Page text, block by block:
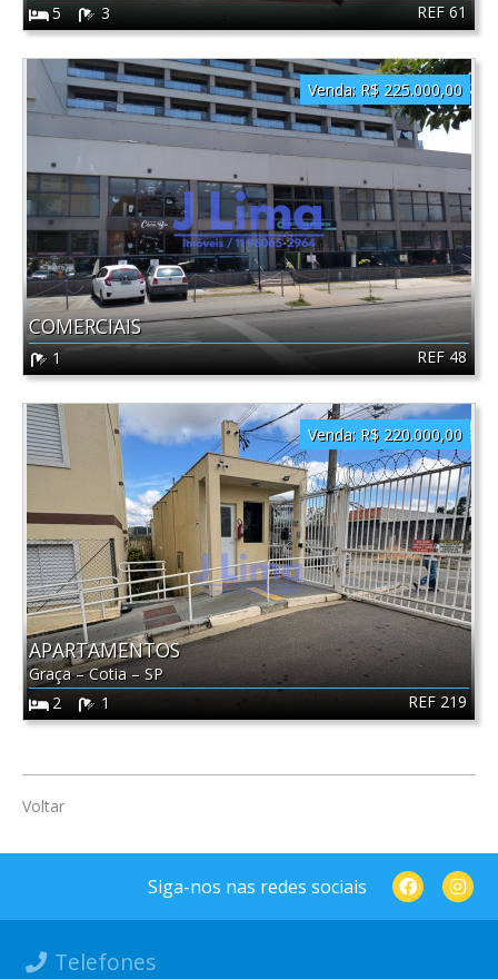
REF 61
5
3
REF 48
COMERCIAIS
1
Venda: R$ 225.000,00
REF 219
APARTAMENTOS
Graça–Cotia – SP
2
1
Venda: R$ 220.000,00
Voltar
Siga-nos nas redes sociais
Telefones